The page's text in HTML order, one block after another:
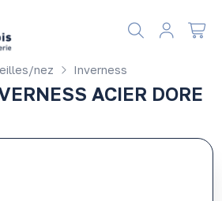
nez Inverness
ACIER DORE
matière de cookies